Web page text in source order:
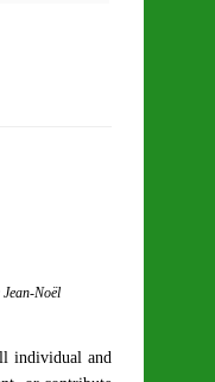
Jean-Noël
individual and